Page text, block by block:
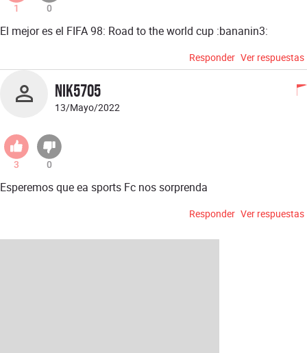
1 0
El mejor es el FIFA 98: Road to the world cup :bananin3:
Responder Ver respuestas
Nik5705
13/Mayo/2022
3 0
Esperemos que ea sports Fc nos sorprenda
Responder Ver respuestas